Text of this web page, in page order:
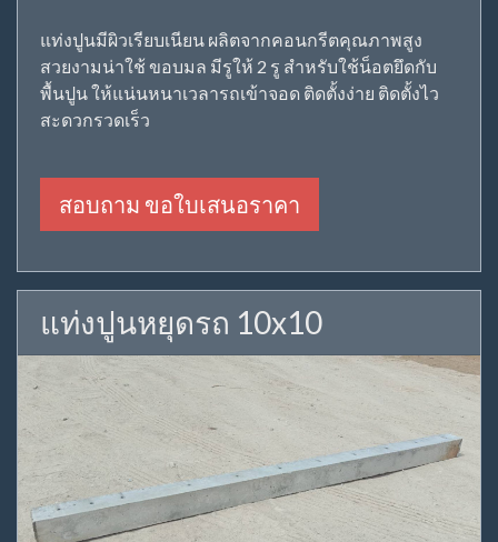
แท่งปูนมีผิวเรียบเนียน ผลิตจากคอนกรีตคุณภาพสูง
สวยงามน่าใช้ ขอบมล มีรูให้ 2 รู สำหรับใช้น็อตยึดกับ
พื้นปูน ให้แน่นหนาเวลารถเข้าจอด ติดตั้งง่าย ติดตั้งไว
สะดวกรวดเร็ว
สอบถาม ขอใบเสนอราคา
แท่งปูนหยุดรถ 10x10